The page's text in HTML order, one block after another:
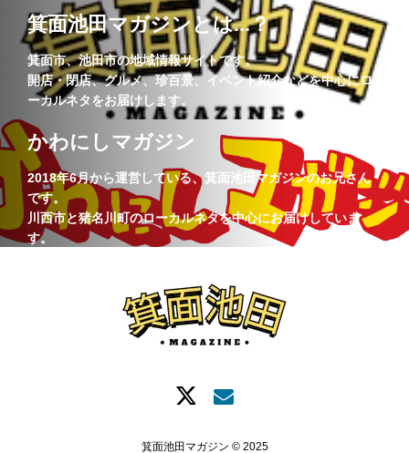
箕面池田マガジンとは...？
箕面市、池田市の地域情報サイトです。
開店・閉店、グルメ、珍百景、イベント紹介などを中心にロ
ーカルネタをお届けします。
かわにしマガジン
2018年6月から運営している、箕面池田マガジンのお兄さん
です。
川西市と猪名川町のローカルネタを中心にお届けしていま
す。
箕面池田マガジン © 2025